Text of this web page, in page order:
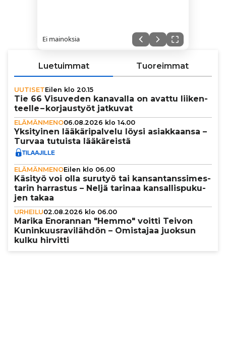
Ei mainoksia
Luetuimmat Tuoreimmat
UUTISETEilen klo 20.15
Tie 66 Visuveden kanavalla on avattu lii­ken­
teelle – kor­jaus­työt jatkuvat
ELÄMÄNMENO06.08.2026 klo 14.00
Yksi­tyi­nen lää­kä­ri­pal­velu löysi asi­ak­kaansa –
Turvaa tutuista lää­kä­reistä
ELÄMÄNMENOEilen klo 06.00
Käsityö voi olla surutyö tai kan­san­tans­si­mes­
ta­rin harrastus – Neljä tarinaa kan­sal­lis­pu­ku­
jen takaa
URHEILU02.08.2026 klo 06.00
Marika Enorannan "Hemmo" voitti Teivon
Kunin­kuus­ra­vi­läh­dön – Omistajaa juoksun
kulku hirvitti